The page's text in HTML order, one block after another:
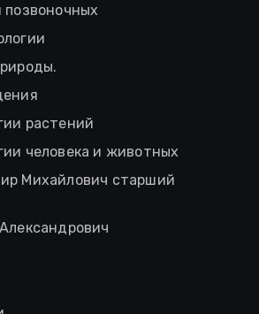
позвоночных
растений
человека и животных
Михайлович старший